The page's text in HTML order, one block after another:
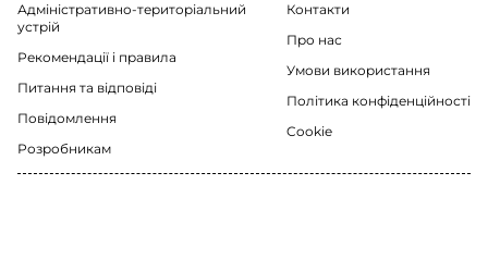
Адміністративно-територіальний
устрій
Рекомендації i правила
Питання та відповіді
Повідомлення
Розробникам
Контакти
Про нас
Умови використання
Політика конфіденційності
Cookie